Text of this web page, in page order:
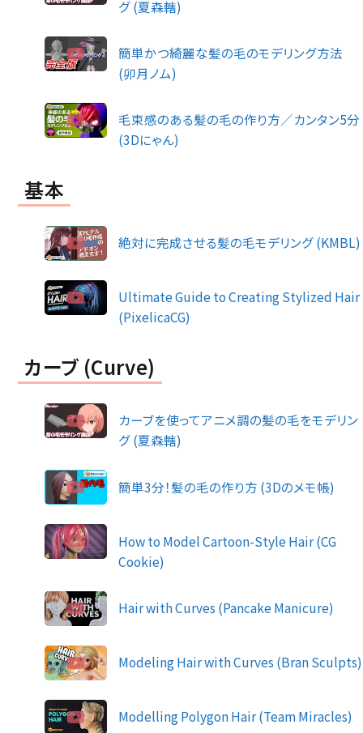
グ (夏森轄)
簡単かつ綺麗な髪の毛のモデリング方法
(卯月ノム)
毛束感のある髪の毛の作り方／カンタン5分
(3Dにゃん)
基本
絶対に完成させる髪の毛モデリング (KMBL)
Ultimate Guide to Creating Stylized Hair
(PixelicaCG)
カーブ (Curve)
カーブを使ってアニメ調の髪の毛をモデリン
グ (夏森轄)
簡単3分！髪の毛の作り方 (3Dのメモ帳)
How to Model Cartoon-Style Hair (CG
Cookie)
Hair with Curves (Pancake Manicure)
Modeling Hair with Curves (Bran Sculpts)
Modelling Polygon Hair (Team Miracles)